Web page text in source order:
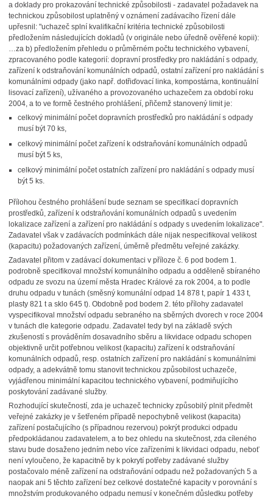
a doklady pro prokazování technické způsobilosti - zadavatel požadavek na
technickou způsobilost uplatněný v oznámení zadávacího řízení dále
upřesnil: "uchazeč splní kvalifikační kritéria technické způsobilosti
předložením následujících dokladů (v originále nebo úředně ověřené kopii):
…za b) předložením přehledu o průměrném počtu technického vybavení,
zpracovaného podle kategorií: dopravní prostředky pro nakládání s odpady,
zařízení k odstraňování komunálních odpadů, ostatní zařízení pro nakládání s
komunálními odpady (jako např. dotřiďovací linka, kompostárna, kontinuální
lisovací zařízení), užívaného a provozovaného uchazečem za období roku
2004, a to ve formě čestného prohlášení, přičemž stanovený limit je:
celkový minimální počet dopravních prostředků pro nakládání s odpady
musí být 70 ks,
celkový minimální počet zařízení k odstraňování komunálních odpadů
musí být 5 ks,
celkový minimální počet ostatních zařízení pro nakládání s odpady musí
být 5 ks.
Přílohou čestného prohlášení bude seznam se specifikací dopravních
prostředků, zařízení k odstraňování komunálních odpadů s uvedením
lokalizace zařízení a zařízení pro nakládání s odpady s uvedením lokalizace".
Zadavatel však v zadávacích podmínkách dále nijak nespecifikoval velikost
(kapacitu) požadovaných zařízení, úměrně předmětu veřejné zakázky.
Zadavatel přitom v zadávací dokumentaci v příloze č. 6 pod bodem 1.
podrobně specifikoval množství komunálního odpadu a odděleně sbíraného
odpadu ze svozu na území města Hradec Králové za rok 2004, a to podle
druhu odpadu v tunách (směsný komunální odpad 14 878 t, papír 1 433 t,
plasty 821 t a sklo 645 t). Obdobně pod bodem 2. této přílohy zadavatel
vyspecifikoval množství odpadu sebraného na sběrných dvorech v roce 2004
v tunách dle kategorie odpadu. Zadavatel tedy byl na základě svých
zkušeností s prováděním dosavadního sběru a likvidace odpadu schopen
objektivně určit potřebnou velikost (kapacitu) zařízení k odstraňování
komunálních odpadů, resp. ostatních zařízení pro nakládání s komunálními
odpady, a adekvátně tomu stanovit technickou způsobilost uchazeče,
vyjádřenou minimální kapacitou technického vybavení, podmiňujícího
poskytování zadávané služby.
Rozhodující skutečností, zda je uchazeč technicky způsobilý plnit předmět
veřejné zakázky je v šetřeném případě nepochybně velikost (kapacita)
zařízení postačujícího (s případnou rezervou) pokrýt produkci odpadu
předpokládanou zadavatelem, a to bez ohledu na skutečnost, zda cíleného
stavu bude dosaženo jedním nebo více zařízeními k likvidaci odpadu, neboť
není vyloučeno, že kapacitně by k pokrytí potřeby zadávané služby
postačovalo méně zařízení na odstraňování odpadu než požadovaných 5 a
naopak ani 5 těchto zařízení bez celkové dostatečné kapacity v porovnání s
množstvím produkovaného odpadu nemusí v konečném důsledku potřeby